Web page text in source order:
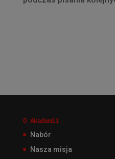
O Akademii
Nabór
Nasza misja